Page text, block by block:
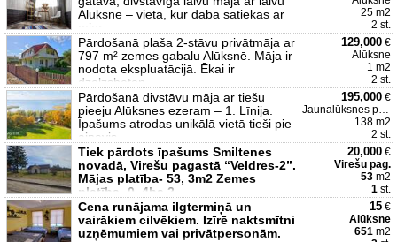
Alūksnē – vietā, kur daba satiekas ar
mier
25 m2
2 st.
Pārdošanā plaša 2-stāvu privātmāja ar
797 m² zemes gabalu Alūksnē. Māja ir
nodota ekspluatācijā. Ēkai ir
dzelzsbeton
129,000 €
Alūksne
1 m2
2 st.
Pārdošanā divstāvu māja ar tiešu
pieeju Alūksnes ezeram – 1. Līnija.
Īpašums atrodas unikālā vietā tieši pie
ainavis
195,000 €
Jaunalūksnes pag.
138 m2
2 st.
Tiek pārdots īpašums Smiltenes
novadā, Virešu pagastā “Veldres-2”.
Mājas platība- 53, 3m2 Zemes
platība- 0, 4ha 2
20,000 €
Virešu pag.
53 m2
1 st.
Cena runājama ilgtermiņā un
vairākiem cilvēkiem. Izīrē naktsmītni
uzņēmumiem vai privātpersonām.
15 €
Alūksne
651 m2